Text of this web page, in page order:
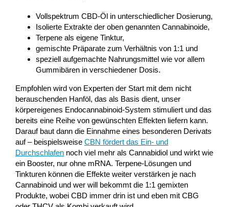
Vollspektrum CBD-Öl in unterschiedlicher Dosierung,
Isolierte Extrakte der oben genannten Cannabinoide,
Terpene als eigene Tinktur,
gemischte Präparate zum Verhältnis von 1:1 und
speziell aufgemachte Nahrungsmittel wie vor allem
Gummibären in verschiedener Dosis.
Empfohlen wird von Experten der Start mit dem nicht
berauschenden Hanföl, das als Basis dient, unser
körpereigenes Endocannabinoid-System stimuliert und das
bereits eine Reihe von gewünschten Effekten liefern kann.
Darauf baut dann die Einnahme eines besonderen Derivats
auf – beispielsweise CBN fördert das Ein- und
Durchschlafen noch viel mehr als Cannabidiol und wirkt wie
ein Booster, nur ohne mRNA. Terpene-Lösungen und
Tinkturen können die Effekte weiter verstärken je nach
Cannabinoid und wer will bekommt die 1:1 gemixten
Produkte, wobei CBD immer drin ist und eben mit CBG